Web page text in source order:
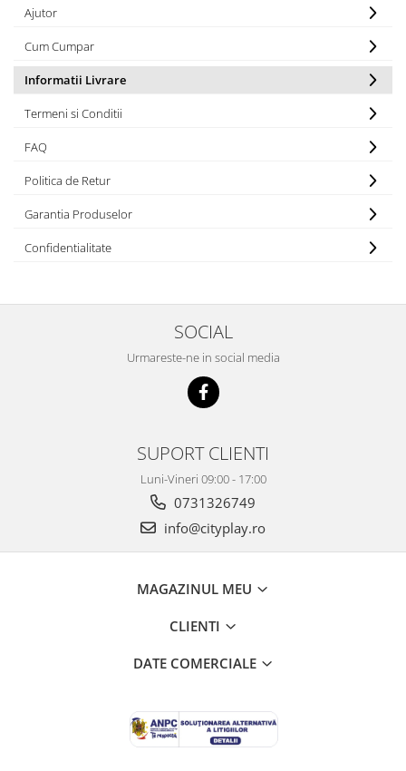
MOBILIER URBAN
Garduri/Imprejmuiri
Cosuri de gunoi
Panouri pentru informare/Marcaje
Foisoare si pergole
Rastel Biciclete
Ajutor
Cum Cumpar
Informatii Livrare
Termeni si Conditii
FAQ
Politica de Retur
Garantia Produselor
Confidentialitate
SOCIAL
Urmareste-ne in social media
SUPORT CLIENTI
Luni-Vineri 09:00 - 17:00
0731326749
info@cityplay.ro
MAGAZINUL MEU
CLIENTI
DATE COMERCIALE